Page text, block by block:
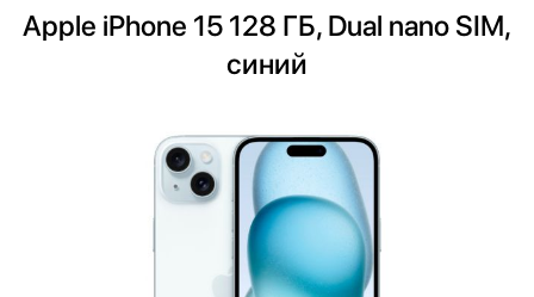
Apple iPhone 15 128 ГБ, Dual nano SIM,
синий